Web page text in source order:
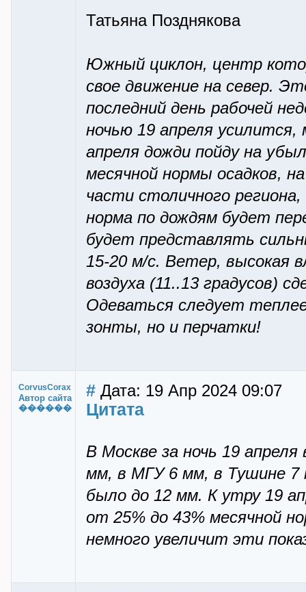
Татьяна Позднякова
Южный циклон, центр
свое движение на север.
последний день рабочей
ночью 19 апреля
апреля дожди пойду на
месячной нормы осадков,
части столичного
норма по дождям будет
будет представлять
15-20 м/с. Ветер, высокая
воздуха (11..13 градусов)
Одеваться следует
зонты, но и перчатки!
CorvusCorax
Автор сайта
������
# Дата: 19 Апр 2024 09:07
Цитата
В Москве за ночь 19
мм, в МГУ 6 мм, в Тушине 7
было до 12 мм. К утру 19
от 25% до 43% месячной
немного увеличит эти